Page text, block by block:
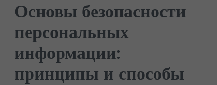
Основы безопасности
персональных
информации:
принципы и способы